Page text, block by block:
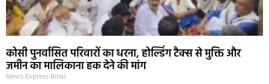
कोसी पुनर्वासित परिवारों का धरना, होल्डिंग टैक्स से मुक्ति और
जमीन का मालिकाना हक देने की मांग
News Express Bihar